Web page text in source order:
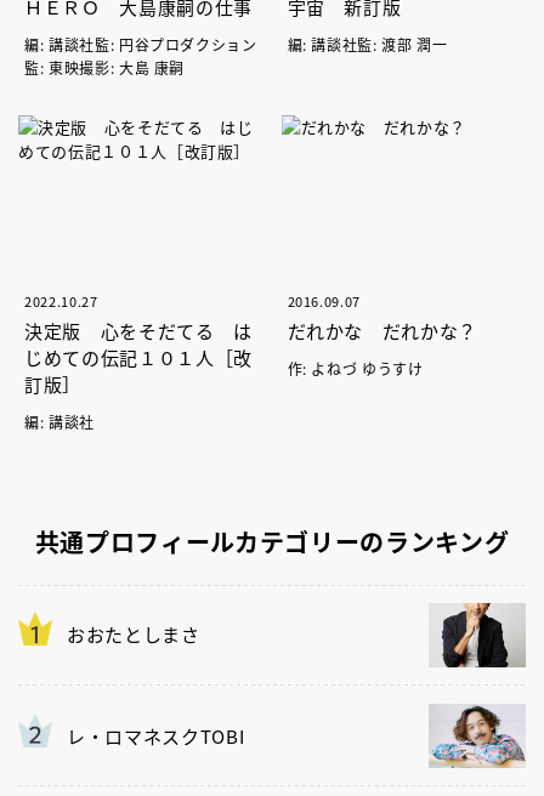
ＨＥＲＯ 大島康嗣の仕事
編: 講談社監: 円谷プロダクション
監: 東映撮影: 大島 康嗣
宇宙 新訂版
編: 講談社監: 渡部 潤一
2022.10.27
決定版 心をそだてる は
じめての伝記１０１人［改
訂版］
編: 講談社
2016.09.07
だれかな だれかな？
作: よねづ ゆうすけ
共通プロフィールカテゴリーのランキング
おおたとしまさ
レ・ロマネスクTOBI